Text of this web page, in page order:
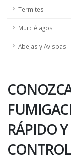
Termites
Murciélagos
Abejas y Avispas
RÁPIDO